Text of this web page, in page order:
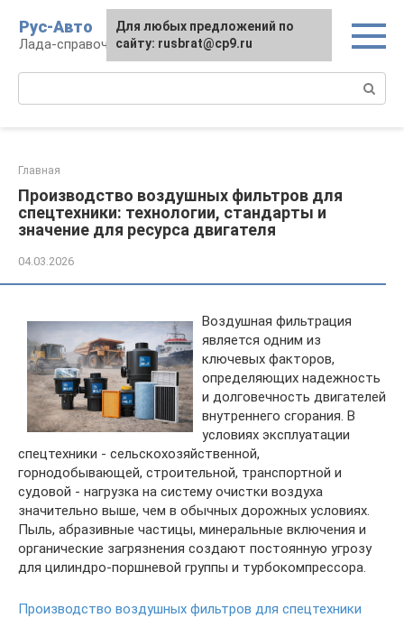
контенту
Рус-Авто
Лада-справочник
Главная
Производство воздушных фильтров для
спецтехники: технологии, стандарты и
значение для ресурса двигателя
04.03.2026
Воздушная фильтрация
является одним из
ключевых факторов,
определяющих надежность
и долговечность двигателей
внутреннего сгорания. В
условиях эксплуатации
спецтехники - сельскохозяйственной,
горнодобывающей, строительной, транспортной и
судовой - нагрузка на систему очистки воздуха
значительно выше, чем в обычных дорожных условиях.
Пыль, абразивные частицы, минеральные включения и
органические загрязнения создают постоянную угрозу
для цилиндро-поршневой группы и турбокомпрессора.
Производство воздушных фильтров для спецтехники
Для любых предложений по
сайту: rusbrat@cp9.ru